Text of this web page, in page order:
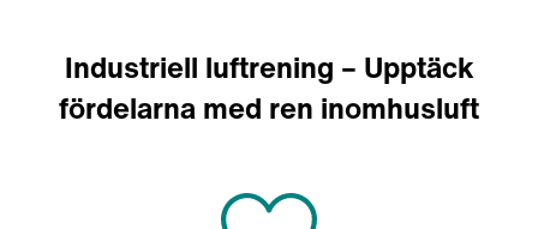
Industriell luftrening – Upptäck
fördelarna med ren inomhusluft